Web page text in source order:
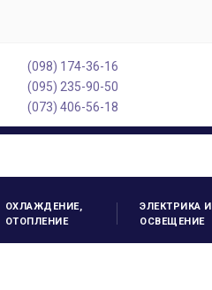
(098) 174-36-16
(095) 235-90-50
(073) 406-56-18
ОХЛАЖДЕНИЕ,
ОТОПЛЕНИЕ
ЭЛЕКТРИКА И
ОСВЕЩЕНИЕ